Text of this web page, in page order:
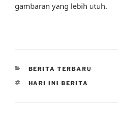
gambaran yang lebih utuh.
CATEGORIES
BERITA TERBARU
TAGS
HARI INI BERITA